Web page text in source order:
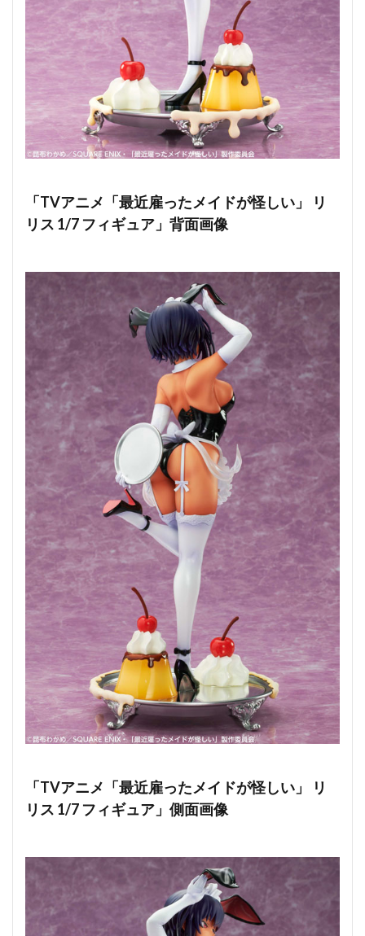
「TVアニメ「最近雇ったメイドが怪しい」 リ
リス 1/7 フィギュア」背面画像
「TVアニメ「最近雇ったメイドが怪しい」 リ
リス 1/7 フィギュア」側面画像